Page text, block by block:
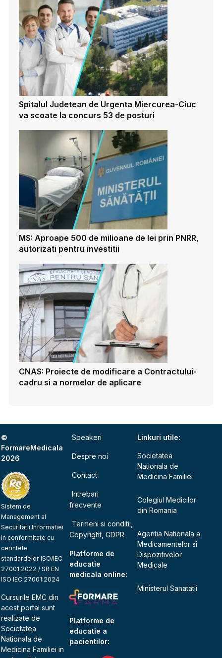
Spitalul Judetean de Urgenta Miercurea-Ciuc
va scoate la concurs 53 de posturi
MS: Aproape 500 de milioane de lei prin PNRR,
autorizati pentru investitii
CNAS: Proiecte de modificare a Contractului-
cadru si a normelor de aplicare
©
FormareMedicala
2026
Sistem de
Management al
Securitatii Informatiei
in conformitate cu
cerintele
standardelor ISO/IEC
27001:2022 / SR EN
ISO IEC 27001:2024
Cursurile EMC din
acest portal sunt
realizate de
Societatea
Nationala de
Medicina Familiei in
Speakeri
Despre noi
Contact
Intrebari
frecvente
Termeni si conditii,
Copyright, GDPR
Platforme de
educatie
medicala online:
Platforme de
educatie a
pacientilor:
Linkuri utile:
Societatea
Nationala de
Medicina Familiei
Colegiul Medicilor
din Romania
Agentia Nationala a
Medicamentelor si
Dispozitivelor
Medicale
Ministerul Sanatatii